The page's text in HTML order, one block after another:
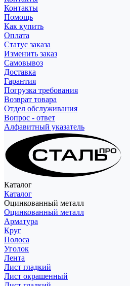
Контакты
Помощь
Как купить
Оплата
Статус заказа
Изменить заказ
Самовывоз
Доставка
Гарантия
Погрузка требования
Возврат товара
Отдел обслуживания
Вопрос - ответ
Алфавитный указатель
Каталог
Каталог
Оцинкованный металл
Оцинкованный металл
Арматура
Круг
Полоса
Уголок
Лента
Лист гладкий
Лист окрашенный